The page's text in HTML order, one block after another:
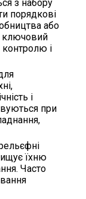
з набору
порядкові
або
ключовий
контролю і
і
при
їхню
Часто